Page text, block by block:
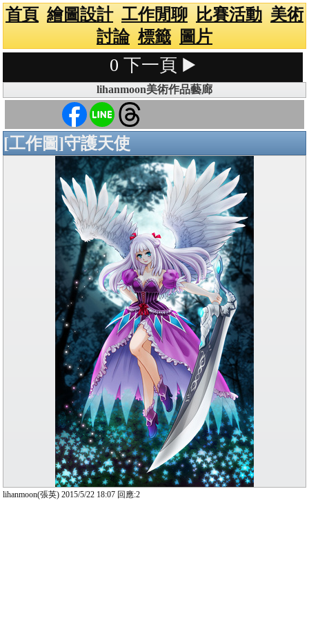
首頁 繪圖設計 工作閒聊 比賽活動 美術
討論 標籤 圖片
0 下一頁 ▶️
lihanmoon美術作品藝廊
[工作圖]守護天使
lihanmoon(張英) 2015/5/22 18:07 回應:2